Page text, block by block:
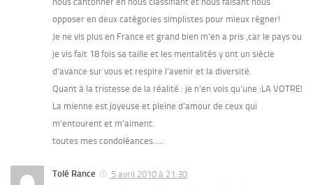
opposer en deux catégories simplistes pour mieux règner!
Je ne vis plus en France et grand bien m’en a pris ,car le pays ou
je vis fait 18 fois sa taille et les mentalités y ont un siècle
d’avance sur vous et respire l’avenir et la diversité.
Quant à la tristesse de la réalité : je n’en vois qu’une :LA VOTRE!
La mienne est joyeuse et pleine d’amour de ceux qui
m’entourent et m’aiment.
toutes mes condoléances…..
Tolé Rance
5 avril 2010 à 21:30